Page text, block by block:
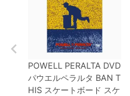
POWELL PERALTA DVD
パウエルペラルタ BAN T
HIS スケートボード スケ